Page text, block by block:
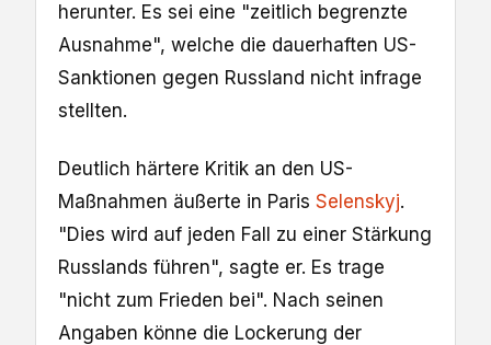
herunter. Es sei eine "zeitlich begrenzte
Ausnahme", welche die dauerhaften US-
Sanktionen gegen Russland nicht infrage
stellten.
Deutlich härtere Kritik an den US-
Maßnahmen äußerte in Paris Selenskyj.
"Dies wird auf jeden Fall zu einer Stärkung
Russlands führen", sagte er. Es trage
"nicht zum Frieden bei". Nach seinen
Angaben könne die Lockerung der